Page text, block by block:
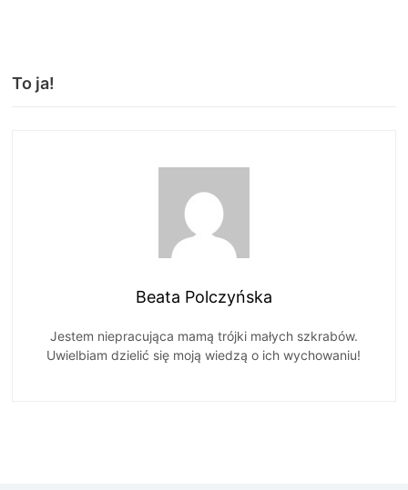
To ja!
Beata Polczyńska
Jestem niepracująca mamą trójki małych szkrabów.
Uwielbiam dzielić się moją wiedzą o ich wychowaniu!